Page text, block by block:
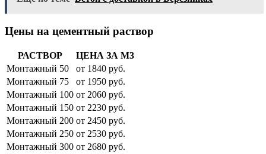
Цены на цементный раствор
РАСТВОР
ЦЕНА ЗА М3
Монтажный 50
от 1840 руб.
Монтажный 75
от 1950 руб.
Монтажный 100 от 2060 руб.
Монтажный 150 от 2230 руб.
Монтажный 200 от 2450 руб.
Монтажный 250 от 2530 руб.
Монтажный 300 от 2680 руб.